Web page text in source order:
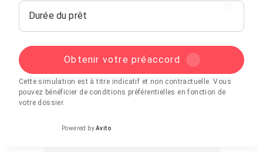
Durée du prêt
Obtenir votre préaccord
Cette simulation est à titre indicatif et non contractuelle. Vous
pouvez bénéficier de conditions préférentielles en fonction de
votre dossier.
Powered byAvito